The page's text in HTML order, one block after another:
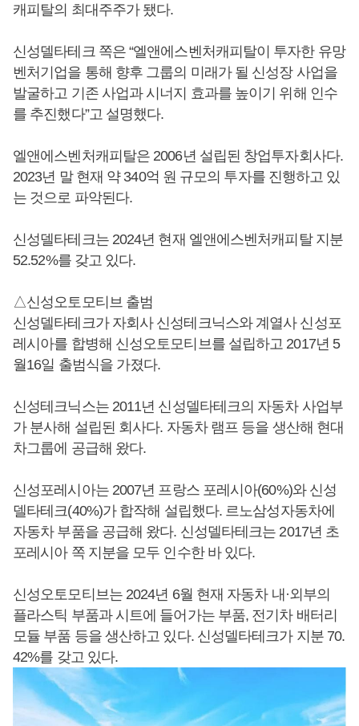
캐피탈의 최대주주가 됐다.
신성델타테크 쪽은 “엘앤에스벤처캐피탈이 투자한 유망
벤처기업을 통해 향후 그룹의 미래가 될 신성장 사업을
발굴하고 기존 사업과 시너지 효과를 높이기 위해 인수
를 추진했다”고 설명했다.
엘앤에스벤처캐피탈은 2006년 설립된 창업투자회사다.
2023년 말 현재 약 340억 원 규모의 투자를 진행하고 있
는 것으로 파악된다.
신성델타테크는 2024년 현재 엘앤에스벤처캐피탈 지분
52.52%를 갖고 있다.
△신성오토모티브 출범
신성델타테크가 자회사 신성테크닉스와 계열사 신성포
레시아를 합병해 신성오토모티브를 설립하고 2017년 5
월16일 출범식을 가졌다.
신성테크닉스는 2011년 신성델타테크의 자동차 사업부
가 분사해 설립된 회사다. 자동차 램프 등을 생산해 현대
차그룹에 공급해 왔다.
신성포레시아는 2007년 프랑스 포레시아(60%)와 신성
델타테크(40%)가 합작해 설립했다. 르노삼성자동차에
자동차 부품을 공급해 왔다. 신성델타테크는 2017년 초
포레시아 쪽 지분을 모두 인수한 바 있다.
신성오토모티브는 2024년 6월 현재 자동차 내·외부의
플라스틱 부품과 시트에 들어가는 부품, 전기차 배터리
모듈 부품 등을 생산하고 있다. 신성델타테크가 지분 70.
42%를 갖고 있다.